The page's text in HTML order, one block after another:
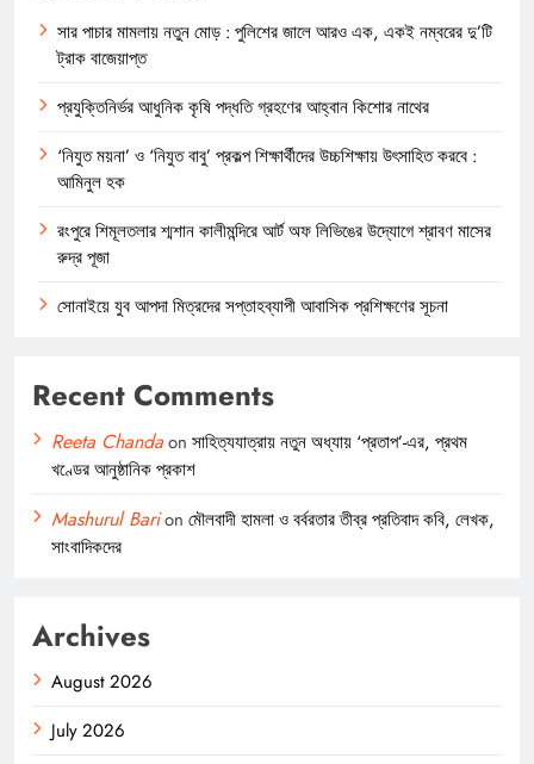
সার পাচার মামলায় নতুন মোড় : পুলিশের জালে আরও এক, একই নম্বরের দু’টি
ট্রাক বাজেয়াপ্ত
প্রযুক্তিনির্ভর আধুনিক কৃষি পদ্ধতি গ্রহণের আহ্বান কিশোর নাথের
‘নিযুত ময়না’ ও ‘নিযুত বাবু’ প্রকল্প শিক্ষার্থীদের উচ্চশিক্ষায় উৎসাহিত করবে :
আমিনুল হক
রংপুরে শিমূলতলার শ্মশান কালীমন্দিরে আর্ট অফ লিভিঙের উদ্যোগে শ্রাবণ মাসের
রুদ্র পূজা
সোনাইয়ে যুব আপদা মিত্রদের সপ্তাহব্যাপী আবাসিক প্রশিক্ষণের সূচনা
Recent Comments
Reeta Chandaon সাহিত্যযাত্রায় নতুন অধ্যায় ‘প্রতাপ’-এর, প্রথম
খণ্ডের আনুষ্ঠানিক প্রকাশ
Mashurul Barion মৌলবাদী হামলা ও বর্বরতার তীব্র প্রতিবাদ কবি, লেখক,
সাংবাদিকদের
Archives
August 2026
July 2026